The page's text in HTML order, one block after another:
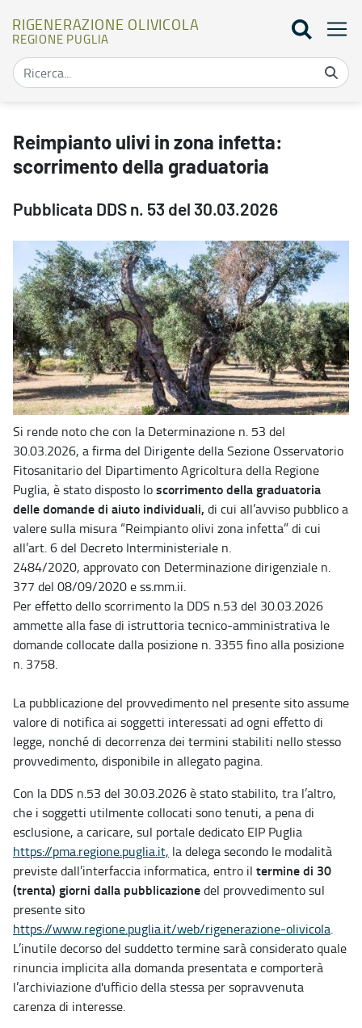
RIGENERAZIONE OLIVICOLA
REGIONE PUGLIA
Reimpianto ulivi in zona infetta:
scorrimento della graduatoria
Pubblicata DDS n. 53 del 30.03.2026
Si rende noto che con la Determinazione n. 53 del
30.03.2026, a firma del Dirigente della Sezione Osservatorio
Fitosanitario del Dipartimento Agricoltura della Regione
Puglia, è stato disposto loscorrimento della graduatoria
delle domande di aiuto individuali, di cui all’avviso pubblico a
valere sulla misura “Reimpianto olivi zona infetta” di cui
all’art. 6 del Decreto Interministeriale n.
2484/2020, approvato con Determinazione dirigenziale n.
377 del 08/09/2020 e ss.mm.ii.
Per effetto dello scorrimento la DDS n.53 del 30.03.2026
ammette alla fase di istruttoria tecnico-amministrativa le
domande collocate dalla posizione n. 3355 fino alla posizione
n. 3758.
La pubblicazione del provvedimento nel presente sito assume
valore di notifica ai soggetti interessati ad ogni effetto di
legge, nonché di decorrenza dei termini stabiliti nello stesso
provvedimento, disponibile in allegato pagina.
Con la DDS n.53 del 30.03.2026 è stato stabilito, tra l’altro,
che i soggetti utilmente collocati sono tenuti, a pena di
esclusione, a caricare, sul portale dedicato EIP Puglia
https://pma.regione.puglia.it, la delega secondo le modalità
previste dall’interfaccia informatica, entro il termine di 30
(trenta) giorni dalla pubblicazionedel provvedimento sul
presente sito
https://www.regione.puglia.it/web/rigenerazione-olivicola.
L’inutile decorso del suddetto termine sarà considerato quale
rinuncia implicita alla domanda presentata e comporterà
l’archiviazione d'ufficio della stessa per sopravvenuta
carenza di interesse.